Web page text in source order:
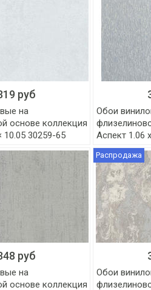
руб
на
основе коллекция
10.05 30259-65
Обои
Аспект 1.06
руб
на
основе коллекция
Распродажа
Обои